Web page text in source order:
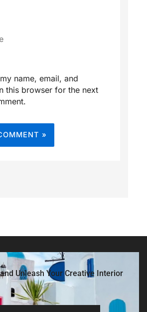
name, email, and
this browser for the next
Unleash Your Creative Interior